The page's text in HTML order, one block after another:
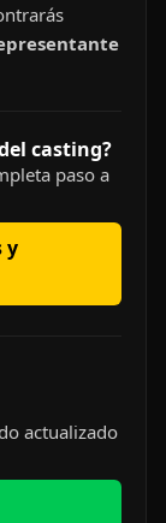
casting?
paso a
y
actualizado